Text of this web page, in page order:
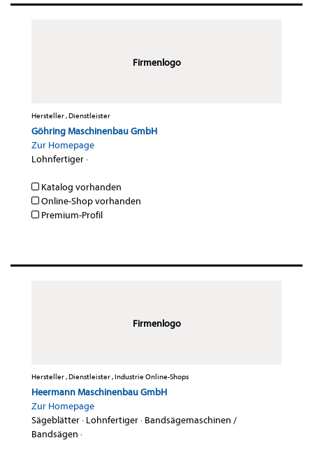
Firmenlogo
Hersteller , Dienstleister
Göhring Maschinenbau GmbH
Zur Homepage
Lohnfertiger·
Katalog vorhanden
Online-Shop vorhanden
Premium-Profil
Firmenlogo
Hersteller , Dienstleister , Industrie Online-Shops
Heermann Maschinenbau GmbH
Zur Homepage
Sägeblätter· Lohnfertiger· Bandsägemaschinen /
Bandsägen ·